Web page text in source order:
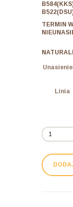
TERMIN
Linia
ilość
Matka
Pszczela
Elgon
B584(KKS)